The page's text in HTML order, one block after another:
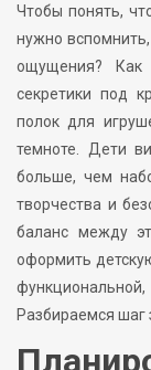
Чтобы понять,
нужно
ощущения? Как
секретики под
полок для
темноте. Дети
больше, чем
творчества и
баланс между
оформить
Разбираемся шаг